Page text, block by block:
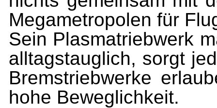
Megametropolen für
Sein Plasmatriebwerk
alltagstauglich, sorgt
Bremstriebwerke
hohe Beweglichkeit.